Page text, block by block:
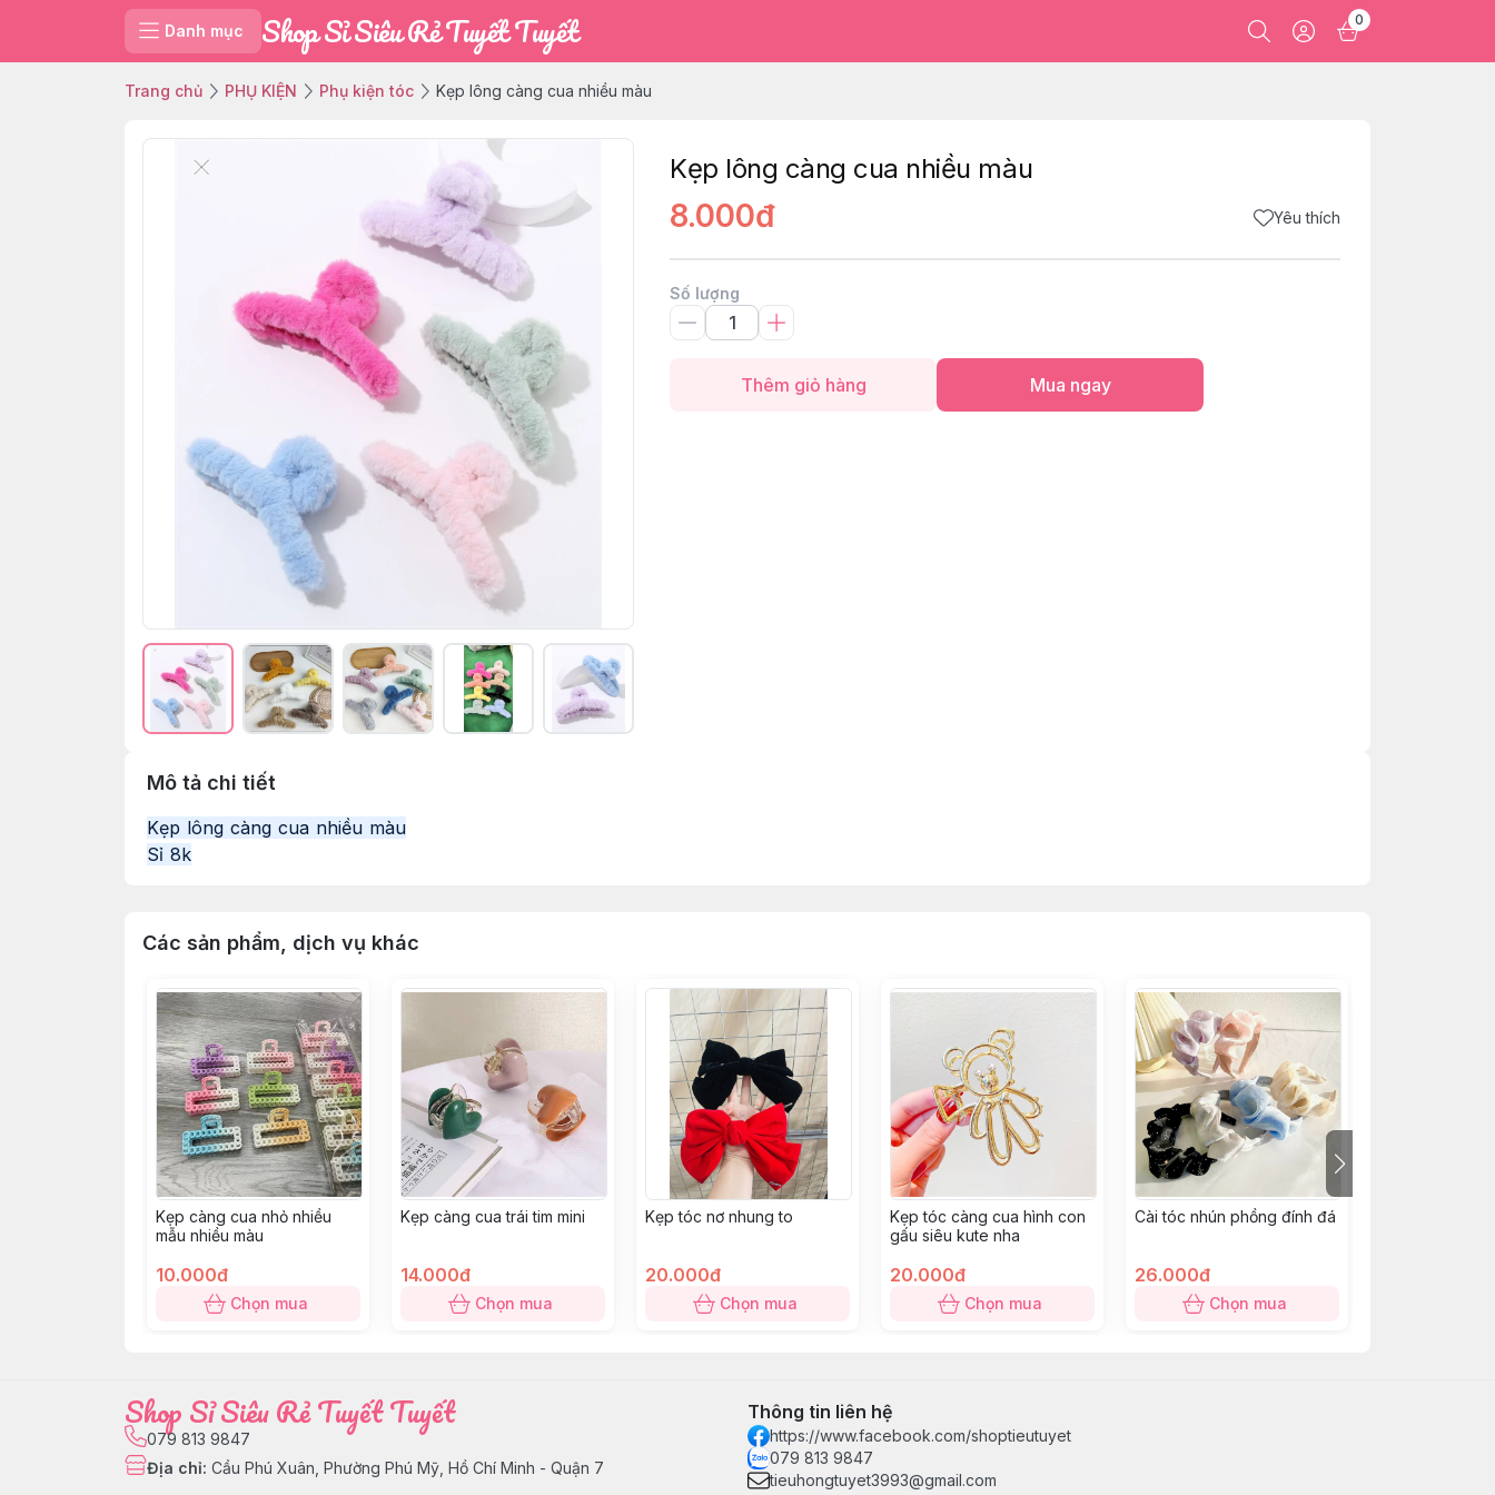
Danh mục Shop Sỉ Siêu Rẻ Tuyết Tuyết 0
Trang chủ PHỤ KIỆN Phụ kiện tóc Kẹp lông càng cua nhiều màu
Kẹp lông càng cua nhiều màu
8.000đ Yêu thích
Số lượng
Thêm giỏ hàng Mua ngay
Mô tả chi tiết
Kẹp lông càng cua nhiều màu
Sỉ 8k
Các sản phẩm, dịch vụ khác
Kẹp càng cua nhỏ nhiều
mẫu nhiều màu
10.000đ
Chọn mua
Kẹp càng cua trái tim mini
14.000đ
Chọn mua
Kẹp tóc nơ nhung to
20.000đ
Chọn mua
Kẹp tóc càng cua hình con
gấu siêu kute nha
20.000đ
Chọn mua
Cài tóc nhún phồng đính đá
26.000đ
Chọn mua
Shop Sỉ Siêu Rẻ Tuyết Tuyết
079 813 9847
Địa chỉ: Cầu Phú Xuân, Phường Phú Mỹ, Hồ Chí Minh - Quận 7
Thông tin liên hệ
https://www.facebook.com/shoptieutuyet
079 813 9847
tieuhongtuyet3993@gmail.com